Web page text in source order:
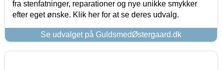
fra stenfatninger, reparationer og nye unikke smykker
efter eget ønske. Klik her for at se deres udvalg.
Se udvalget på GuldsmedØstergaard.dk